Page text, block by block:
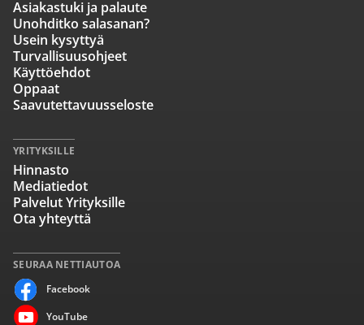
SEURAA NETTIAUTOA
Facebook
YouTube
Asiakastuki ja palaute
Unohditko salasanan?
Usein kysyttyä
Turvallisuusohjeet
Käyttöehdot
Oppaat
Saavutettavuusseloste
YRITYKSILLE
Hinnasto
Mediatiedot
Palvelut Yrityksille
Ota yhteyttä